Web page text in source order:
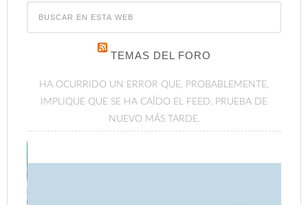
TEMAS DEL FORO
HA OCURRIDO UN ERROR QUE, PROBABLEMENTE,
IMPLIQUE QUE SE HA CAÍDO EL FEED. PRUEBA DE
NUEVO MÁS TARDE.